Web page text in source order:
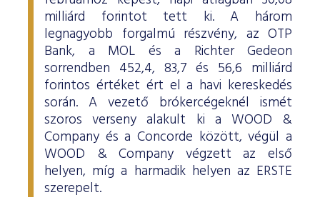
milliárd forintot tett ki. A három
legnagyobb forgalmú részvény, az OTP
Bank, a MOL és a Richter Gedeon
sorrendben 452,4, 83,7 és 56,6 milliárd
forintos értéket ért el a havi kereskedés
során. A vezető brókercégeknél ismét
szoros verseny alakult ki a WOOD &
Company és a Concorde között, végül a
WOOD & Company végzett az első
helyen, míg a harmadik helyen az ERSTE
szerepelt.